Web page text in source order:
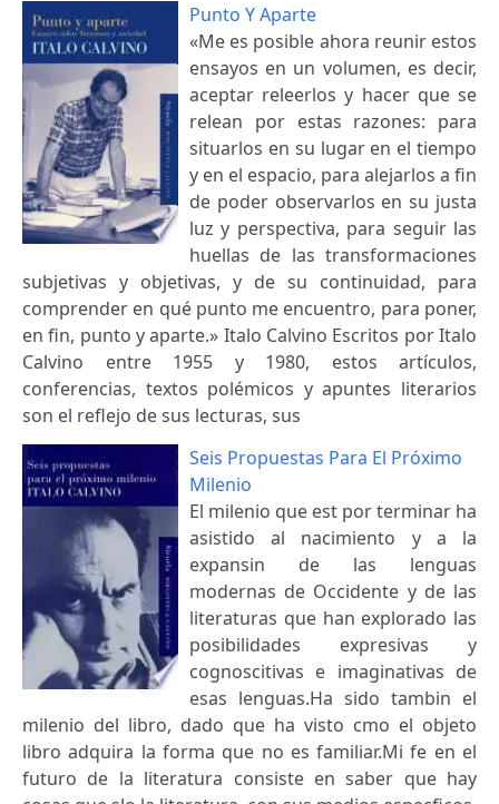
Punto Y Aparte
«Me es posible ahora reunir estos
ensayos en un volumen, es decir,
aceptar releerlos y hacer que se
relean por estas razones: para
situarlos en su lugar en el tiempo
y en el espacio, para alejarlos a fin
de poder observarlos en su justa
luz y perspectiva, para seguir las
huellas de las transformaciones
subjetivas y objetivas, y de su continuidad, para
comprender en qué punto me encuentro, para poner,
en fin, punto y aparte.» Italo Calvino Escritos por Italo
Calvino entre 1955 y 1980, estos artículos,
conferencias, textos polémicos y apuntes literarios
son el reflejo de sus lecturas, sus
Seis Propuestas Para El Próximo
Milenio
El milenio que est por terminar ha
asistido al nacimiento y a la
expansin de las lenguas
modernas de Occidente y de las
literaturas que han explorado las
posibilidades expresivas y
cognoscitivas e imaginativas de
esas lenguas.Ha sido tambin el
milenio del libro, dado que ha visto cmo el objeto
libro adquira la forma que no es familiar.Mi fe en el
futuro de la literatura consiste en saber que hay